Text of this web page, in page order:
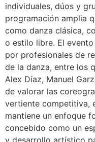
individuales, dúos y
programación amplia
como danza clásica,
o estilo libre. El
por profesionales de
de la danza, entre los
Alex Díaz, Manuel
de valorar las
vertiente competitiva,
mantiene un enfoque
concebido como un